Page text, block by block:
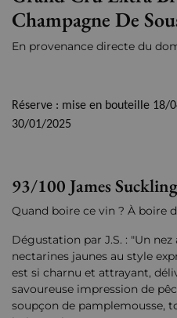
Champagne De
En provenance directe du
Réserve : mise en bouteille 18/
30/01/2025
93/100 James
Quand boire ce vin ? À boire
Dégustation par J.S. : "Un
nectarines jaunes au style
est si charnu et attrayant,
savoureuse impression de
soupçon de pamplemousse,